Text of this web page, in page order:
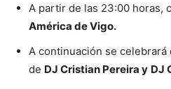
A partir de las 23:00 horas,
América de Vigo.
A continuación se celebrará
de DJ Cristian Pereira y DJ